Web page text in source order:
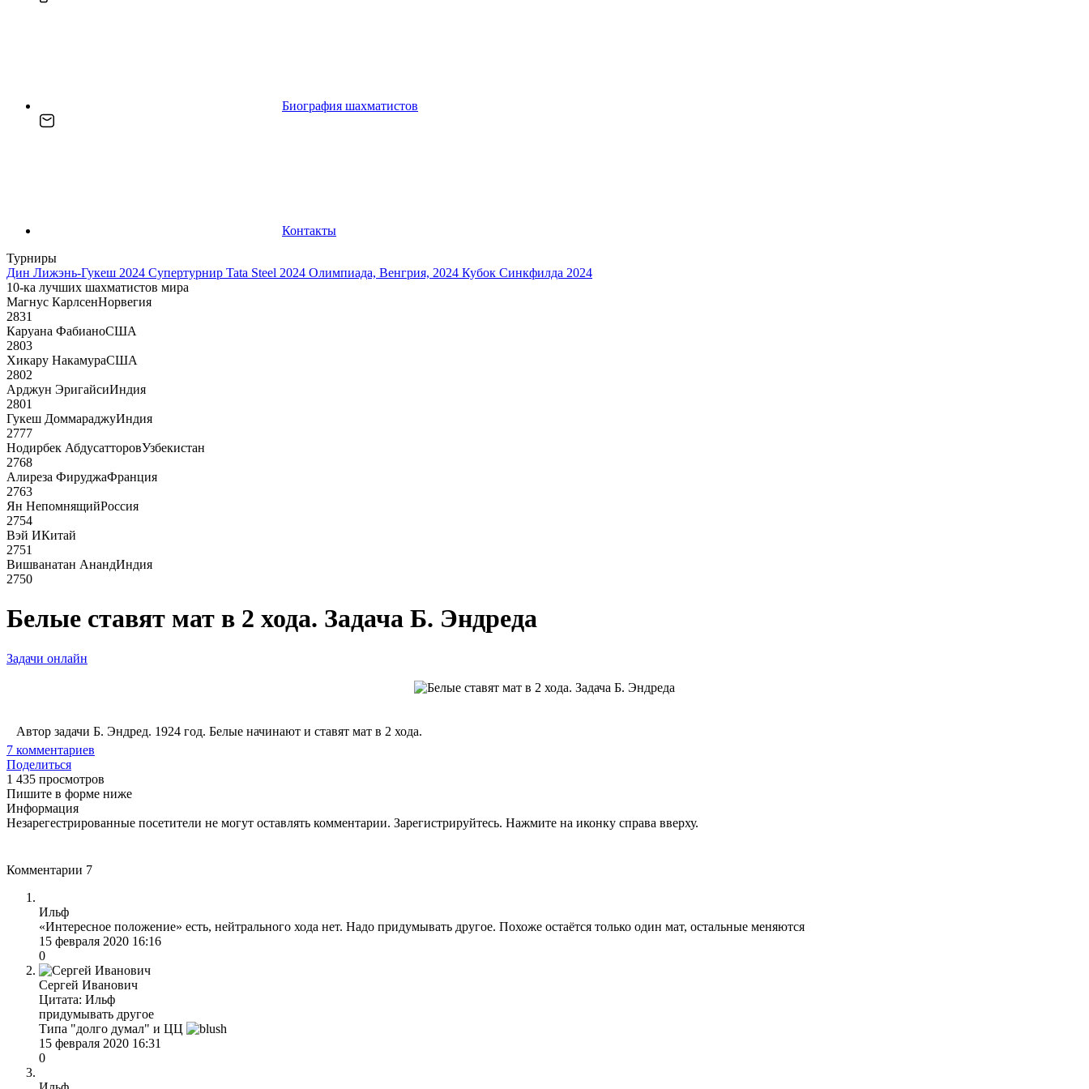
Биография шахматистов
Контакты
Турниры
Дин Лижэнь-Гукеш 2024 Супертурнир Tata Steel 2024 Олимпиада, Венгрия, 2024 Кубок Синкфилда 2024
10-ка лучших шахматистов мира
Магнус КарлсенНорвегия
2831
Каруана ФабианоСША
2803
Хикару НакамураСША
2802
Арджун ЭригайсиИндия
2801
Гукеш ДоммараджуИндия
2777
Нодирбек АбдусатторовУзбекистан
2768
Алиреза ФируджаФранция
2763
Ян НепомнящийРоссия
2754
Вэй ИКитай
2751
Вишванатан АнандИндия
2750
Белые ставят мат в 2 хода. Задача Б. Эндреда
Задачи онлайн
Автор задачи Б. Эндред. 1924 год. Белые начинают и ставят мат в 2 хода.
7 комментариев
Поделиться
1 435 просмотров
Пишите в форме ниже
Информация
Незарегестрированные посетители не могут оставлять комментарии. Зарегистрируйтесь. Нажмите на иконку справа вверху.
Комментарии 7
Ильф
«Интересное положение» есть, нейтрального хода нет. Надо придумывать другое. Похоже остаётся только один мат, остальные меняются
15 февраля 2020 16:16
0
Сергей Иванович
Цитата: Ильф
придумывать другое
Типа "долго думал" и ЦЦ
15 февраля 2020 16:31
0